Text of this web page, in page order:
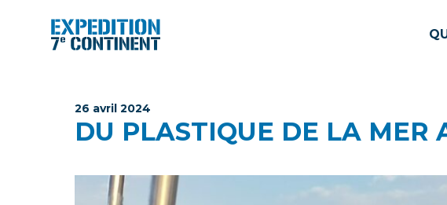
contenu
26 avril 2024
DU PLASTIQUE DE LA MER